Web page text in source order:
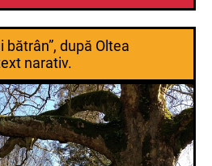
după Oltea
narativ.